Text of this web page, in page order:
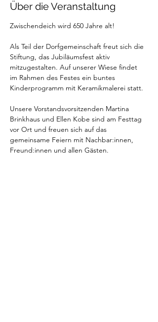
Über die Veranstaltung
Zwischendeich wird 650 Jahre alt!
Als Teil der Dorfgemeinschaft freut sich die
Stiftung, das Jubiläumsfest aktiv
mitzugestalten. Auf unserer Wiese findet
im Rahmen des Festes ein buntes
Kinderprogramm mit Keramikmalerei statt.
Unsere Vorstandsvorsitzenden Martina
Brinkhaus und Ellen Kobe sind am Festtag
vor Ort und freuen sich auf das
gemeinsame Feiern mit Nachbar:innen,
Freund:innen und allen Gästen.